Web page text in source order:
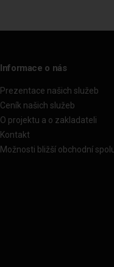
Informace o nás
Prezentace našich služeb
Ceník našich služeb
O projektu a o zakladateli
Kontakt
Možnosti bližší obchodní